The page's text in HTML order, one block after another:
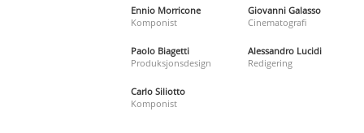
Ennio Morricone
Komponist
Giovanni Galasso
Cinematografi
Paolo Biagetti
Produksjonsdesign
Alessandro Lucidi
Redigering
Carlo Siliotto
Komponist